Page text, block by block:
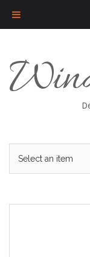
content